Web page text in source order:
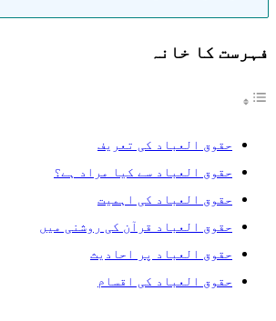
فہرست کا خانہ
حقوق العباد کی تعریف
حقوق العباد سے کیا مراد ہے؟
حقوق العباد کی اہمیت
حقوق العباد قرآن کی روشنی میں
حقوق العباد پر احادیث
حقوق العباد کی اقسام